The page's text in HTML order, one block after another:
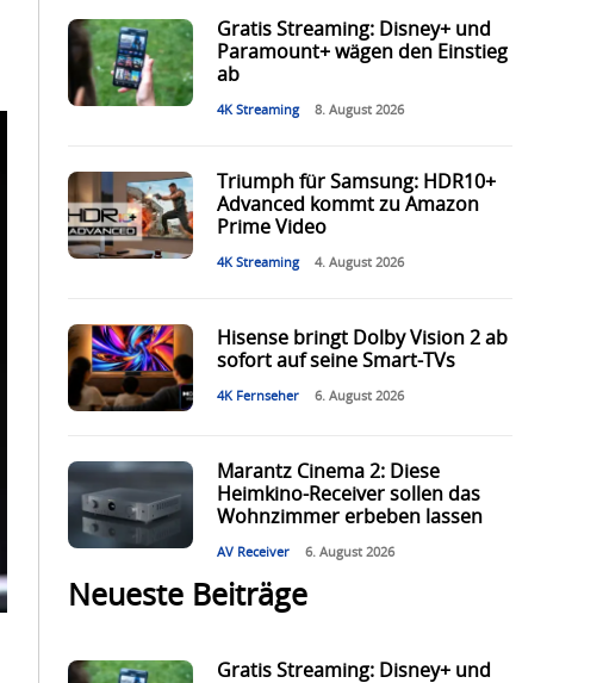
Gratis Streaming: Disney+ und
Paramount+ wägen den Einstieg
ab
4K Streaming 8. August 2026
Triumph für Samsung: HDR10+
Advanced kommt zu Amazon
Prime Video
4K Streaming 4. August 2026
Hisense bringt Dolby Vision 2 ab
sofort auf seine Smart-TVs
4K Fernseher 6. August 2026
Marantz Cinema 2: Diese
Heimkino-Receiver sollen das
Wohnzimmer erbeben lassen
AV Receiver 6. August 2026
Neueste Beiträge
Gratis Streaming: Disney+ und